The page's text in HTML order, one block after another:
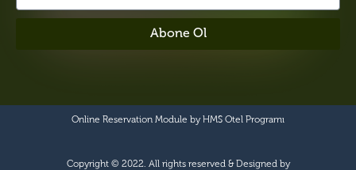
Abone Ol
Online Reservation Module by HMS Otel Programı
Copyright © 2022. All rights reserved & Designed by